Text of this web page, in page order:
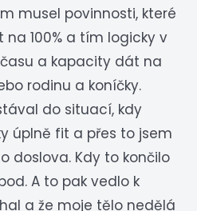
musel povinnosti, které
100% a tím logicky v
a kapacity dát na
rodinu a koníčky.
do situací, kdy
úplně fit a přes to jsem
doslova. Kdy to končilo
A to pak vedlo k
a že moje tělo nedělá